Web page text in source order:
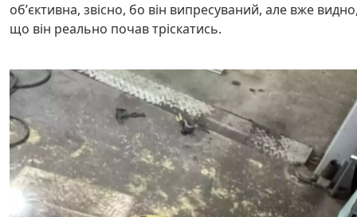
обʼєктивна, звісно, бо він випресуваний, але вже
що він реально почав тріскатись.